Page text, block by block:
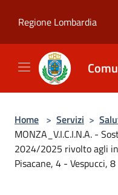
Regione Lombardia
Home > Servizi >
MONZA_V.I.C.I.N.A. -
2024/2025 rivolto agli
Pisacane, 4 - Vespucci, 8